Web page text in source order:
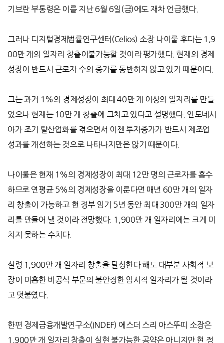
기브란 부통령은 이를 지난6월 6일(금)에도 재차 언급했다.
그러나 디지털경제법률연구센터 (Celios) 소장 나이룰 후다는1,9
00만 개의 일자리 창출이불가능할 것이라 평가했다. 현재의 경제
성장이 반드시 근로자 수의 증가를 동반하지 않고 있기 때문이다.
그는 과거 1%의 경제성장이 최대 40만 개 이상의 일자리를 만들
었으나 현재는10만 개 창출에 그치고 있다고 설명했다. 인도네시
아가 조기 탈산업화를 겪으면서 이젠 투자증가가 반드시 제조업
성과를 개선하는 것으로 나타나지만은 않기 때문이다.
나이룰은 현재 1%의 경제성장이 최대 12만 명의 근로자를 흡수
하므로 연평균5%의 경제성장을 이룬다면 매년 60만 개의 일자
리 창출이 가능하고 현 정부 임기 5년 동안 최대 300만 개의 일자
리를 만들어 낼 것이라 전망했다. 1,900만 개 일자리에는 크게 미
치지 못하는 수치다.
설령 1,900만 개 일자리 창출을 달성한다 해도 대부분 사회적 보
장이 미흡한 비공식 부문의 불안정한 임시직 일자리가 될 것이라
고 덧붙였다.
한편 경제금융개발연구소(INDEF) 에스더 스리 아스뚜띠 소장은
1,900만 개 일자리 창출이 실현 불가능한 공약은 아니지만 현 정